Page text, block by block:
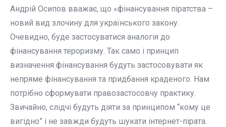
Андрій Осипов вважає, що «фінансування піратства –
новий вид злочину для українського закону.
Очевидно, буде застосуватися аналогія до
фінансування тероризму. Так само і принцип
визначення фінансування будуть застосовувати як
непряме фінансування та придбання краденого. Нам
потрібно сформувати правозастосовчу практику.
Звичайно, слідчі будуть діяти за принципом “кому це
вигідно” і не завжди будуть шукати інтернет-пірата.